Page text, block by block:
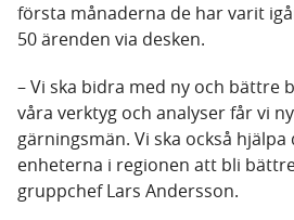
första månaderna de har varit
50 ärenden via desken.
– Vi ska bidra med ny och bättre
våra verktyg och analyser får vi
gärningsmän. Vi ska också
enheterna i regionen att bli
gruppchef Lars Andersson.